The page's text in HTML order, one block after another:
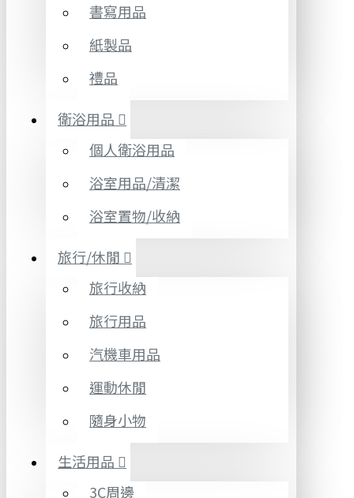
書寫用品
紙製品
禮品
衛浴用品
個人衛浴用品
浴室用品/清潔
浴室置物/收納
旅行/休閒
旅行收納
旅行用品
汽機車用品
運動休閒
隨身小物
生活用品
3C周邊